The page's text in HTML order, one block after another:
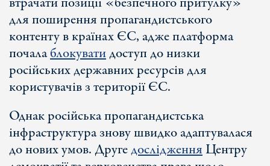
для поширення пропагандистського
контенту в країнах ЄС, адже платформа
почалаблокуватидоступ до низки
російських державних ресурсів для
користувачів з території ЄС.
Однак російська пропагандистська
інфраструктура знову швидко адаптувалася
до нових умов. ДругедослідженняЦентру